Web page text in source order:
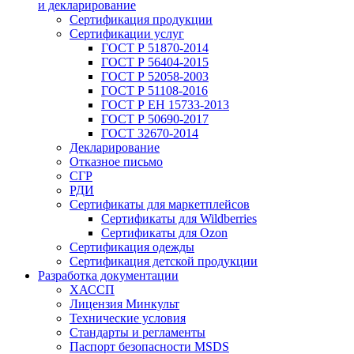
и декларирование
Сертификация продукции
Сертификации услуг
ГОСТ Р 51870-2014
ГОСТ Р 56404-2015
ГОСТ Р 52058-2003
ГОСТ Р 51108-2016
ГОСТ Р ЕН 15733-2013
ГОСТ Р 50690-2017
ГОСТ 32670-2014
Декларирование
Отказное письмо
СГР
РДИ
Сертификаты для маркетплейсов
Сертификаты для Wildberries
Сертификаты для Ozon
Сертификация одежды
Сертификация детской продукции
Разработка документации
ХАССП
Лицензия Минкульт
Технические условия
Стандарты и регламенты
Паспорт безопасности MSDS